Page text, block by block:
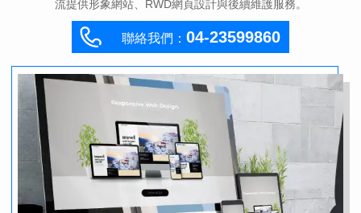
流提供形象網站、RWD網頁設計與後續維護服務。
聯絡我們： 04-23599860